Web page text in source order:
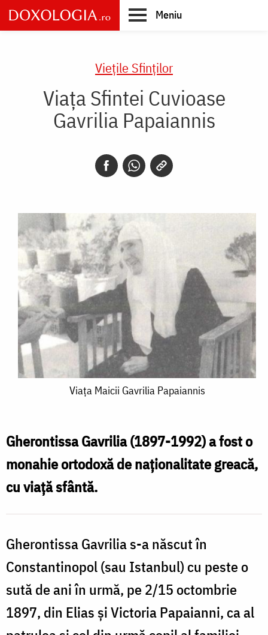
Skip
to
main
Meniu
Vieţile Sfinţilor
Viața Sfintei Cuvioase
Gavrilia Papaiannis
Gavrilia
Papaiannis
Viața Maicii Gavrilia Papaiannis
Gherontissa Gavrilia (1897-1992) a fost o
monahie ortodoxă de naționalitate greacă,
cu viață sfântă.
Gherontissa Gavrilia s-a născut în
Constantinopol (sau Istanbul) cu peste o
sută de ani în urmă, pe 2/15 octombrie
1897, din Elias și Victoria Papaianni, ca al